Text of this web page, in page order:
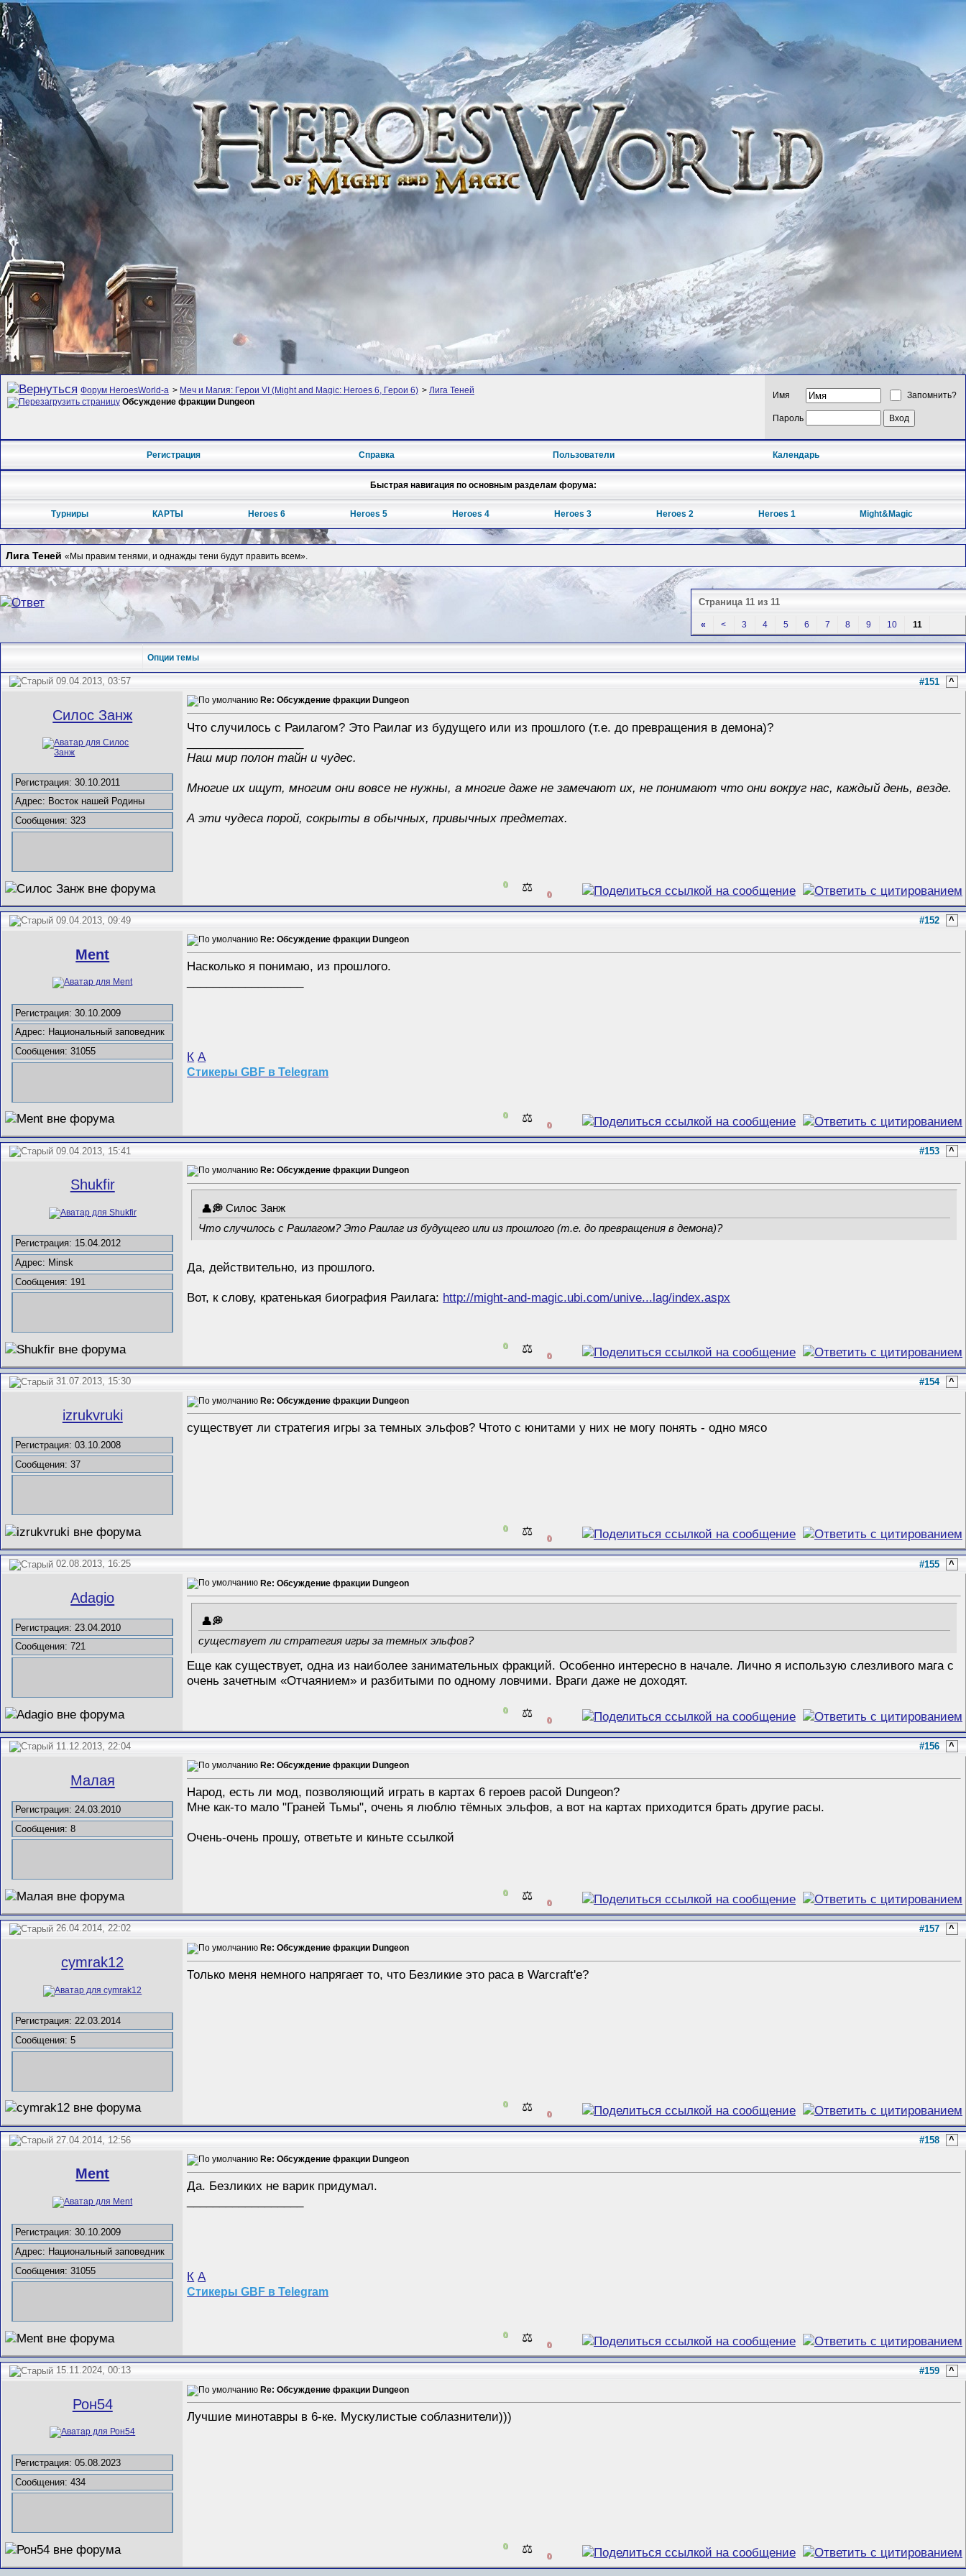
Форум HeroesWorld-а > Меч и Магия: Герои VI (Might and Magic: Heroes 6, Герои 6) > Лига Теней
Обсуждение фракции Dungeon
Имя Запомнить?
Пароль
Регистрация Справка Пользователи Календарь
Быстрая навигация по основным разделам форума:
Турниры КАРТЫ Heroes 6 Heroes 5 Heroes 4 Heroes 3 Heroes 2 Heroes 1 Might&Magic
Лига Теней «Мы правим тенями, и однажды тени будут править всем».
Страница 11 из 11
« < 3 4 5 6 7 8 9 10 11
Опции темы
09.04.2013, 03:57 #151 ^
Силос Занж
Регистрация: 30.10.2011
Адрес: Восток нашей Родины
Сообщения: 323
Re: Обсуждение фракции Dungeon
Что случилось с Раилагом? Это Раилаг из будущего или из прошлого (т.е. до превращения в демона)?
Наш мир полон тайн и чудес.
Многие их ищут, многим они вовсе не нужны, а многие даже не замечают их, не понимают что они вокруг нас, каждый день, везде.
А эти чудеса порой, сокрыты в обычных, привычных предметах.
0 ⚖️ 0
09.04.2013, 09:49 #152 ^
Ment
Регистрация: 30.10.2009
Адрес: Национальный заповедник
Сообщения: 31055
Re: Обсуждение фракции Dungeon
Насколько я понимаю, из прошлого.
К А
Стикеры GBF в Telegram
0 ⚖️ 0
09.04.2013, 15:41 #153 ^
Shukfir
Регистрация: 15.04.2012
Адрес: Minsk
Сообщения: 191
Re: Обсуждение фракции Dungeon
Силос Занж
Что случилось с Раилагом? Это Раилаг из будущего или из прошлого (т.е. до превращения в демона)?
Да, действительно, из прошлого.
Вот, к слову, кратенькая биография Раилага: http://might-and-magic.ubi.com/unive...lag/index.aspx
0 ⚖️ 0
31.07.2013, 15:30 #154 ^
izrukvruki
Регистрация: 03.10.2008
Сообщения: 37
Re: Обсуждение фракции Dungeon
существует ли стратегия игры за темных эльфов? Чтото с юнитами у них не могу понять - одно мясо
0 ⚖️ 0
02.08.2013, 16:25 #155 ^
Adagio
Регистрация: 23.04.2010
Сообщения: 721
Re: Обсуждение фракции Dungeon
существует ли стратегия игры за темных эльфов?
Еще как существует, одна из наиболее занимательных фракций. Особенно интересно в начале. Лично я использую слезливого мага с
очень зачетным «Отчаянием» и разбитыми по одному ловчими. Враги даже не доходят.
0 ⚖️ 0
11.12.2013, 22:04 #156 ^
Малая
Регистрация: 24.03.2010
Сообщения: 8
Re: Обсуждение фракции Dungeon
Народ, есть ли мод, позволяющий играть в картах 6 героев расой Dungeon?
Мне как-то мало "Граней Тьмы", очень я люблю тёмных эльфов, а вот на картах приходится брать другие расы.
Очень-очень прошу, ответьте и киньте ссылкой
0 ⚖️ 0
26.04.2014, 22:02 #157 ^
cymrak12
Регистрация: 22.03.2014
Сообщения: 5
Re: Обсуждение фракции Dungeon
Только меня немного напрягает то, что Безликие это раса в Warcraft'е?
0 ⚖️ 0
27.04.2014, 12:56 #158 ^
Ment
Регистрация: 30.10.2009
Адрес: Национальный заповедник
Сообщения: 31055
Re: Обсуждение фракции Dungeon
Да. Безликих не варик придумал.
К А
Стикеры GBF в Telegram
0 ⚖️ 0
15.11.2024, 00:13 #159 ^
Рон54
Регистрация: 05.08.2023
Сообщения: 434
Re: Обсуждение фракции Dungeon
Лучшие минотавры в 6-ке. Мускулистые соблазнители)))
0 ⚖️ 0